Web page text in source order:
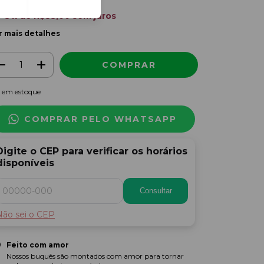
3 x deR$53,00 sem juros
mais detalhes
em estoque
COMPRAR PELO WHATSAPP
o CEP para verificar os horários
Consultar
sei o CEP
Feito com amor
Nossos buquês são montados com amor para tornar